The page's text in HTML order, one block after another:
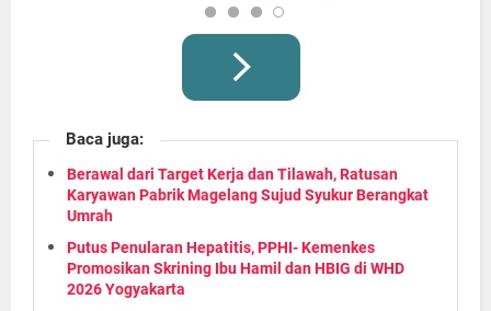
Baca juga:
Berawal dari Target Kerja dan Tilawah, Ratusan
Karyawan Pabrik Magelang Sujud Syukur Berangkat
Umrah
Putus Penularan Hepatitis, PPHI- Kemenkes
Promosikan Skrining Ibu Hamil dan HBIG di WHD
2026 Yogyakarta